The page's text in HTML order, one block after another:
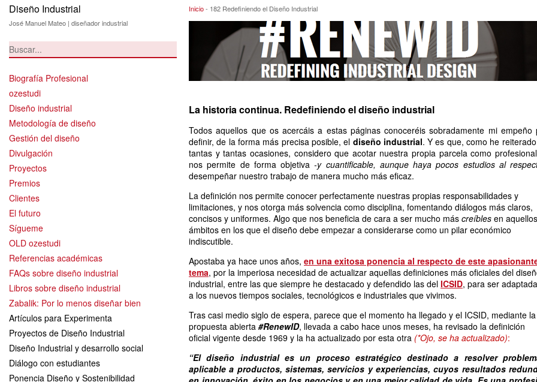
Diseño Industrial
José Manuel Mateo | diseñador industrial
Biografía Profesional
ozestudi
Diseño industrial
Metodología de diseño
Gestión del diseño
Divulgación
Proyectos
Premios
Clientes
El futuro
Sígueme
OLD ozestudi
Referencias académicas
FAQs sobre diseño industrial
Libros sobre diseño industrial
Zabalik: Por lo menos diseñar bien
Artículos para Experimenta
Proyectos de Diseño Industrial
Diseño Industrial y desarrollo social
Diálogo con estudiantes
Ponencia Diseño y Sostenibilidad
182 Redefiniendo el Diseño Industrial
Inicio- 182 Redefiniendo el Diseño Industrial
La historia continua. Redefiniendo el diseño industrial
Todos aquellos que os acercáis a estas páginas conoceréis sobradamente mi empeño
definir, de la forma más precisa posible, el diseño industrial. Y es que, como he
tantas y tantas ocasiones, considero que acotar nuestra propia parcela como
nos permite de forma objetiva-y cuantificable, aunque haya pocos estudios al
desempeñar nuestro trabajo de manera mucho más eficaz.
La definición nos permite conocer perfectamente nuestras propias responsabilidades y
limitaciones, y nos otorga más solvencia como disciplina, fomentando diálogos más claros,
concisos y uniformes. Algo que nos beneficia de cara a ser mucho más creíbles en aquellos
ámbitos en los que el diseño debe empezar a considerarse como un pilar económico
indiscutible.
Apostaba ya hace unos años, en una exitosa ponencia al respecto de este
tema, por la imperiosa necesidad de actualizar aquellas definiciones más oficiales del
industrial, entre las que siempre he destacado y defendido las del ICSID, para ser
a los nuevos tiempos sociales, tecnológicos e industriales que vivimos.
Tras casi medio siglo de espera, parece que el momento ha llegado y el ICSID, mediante la
propuesta abierta #RenewID, llevada a cabo hace unos meses, ha revisado la definición
oficial vigente desde 1969 y la ha actualizado por esta otra (*Ojo, se ha actualizado):
“El diseño industrial es un proceso estratégico destinado a resolver
aplicable a productos, sistemas, servicios y experiencias, cuyos resultados